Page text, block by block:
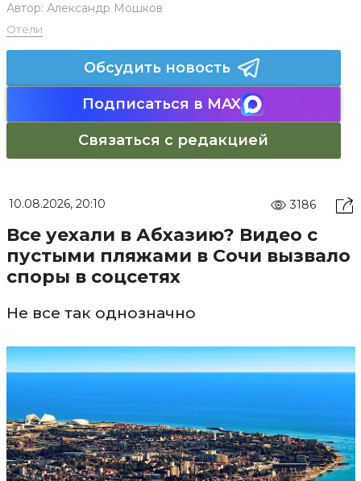
Автор: Александр Мошков
Отели
Обсудить новость
Подписаться в MAX
Связаться с редакцией
10.08.2026, 20:10 3186
Все уехали в Абхазию? Видео с
пустыми пляжами в Сочи вызвало
споры в соцсетях
Не все так однозначно